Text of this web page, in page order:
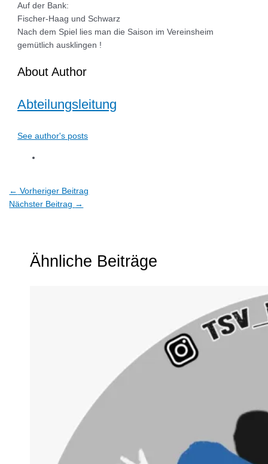
Auf der Bank:
Fischer-Haag und Schwarz
Nach dem Spiel lies man die Saison im Vereinsheim
gemütlich ausklingen !
About Author
Abteilungsleitung
See author's posts
← Vorheriger Beitrag
Nächster Beitrag →
Ähnliche Beiträge